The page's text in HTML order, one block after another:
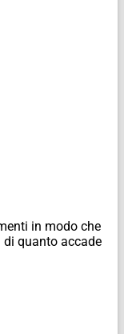
in modo che
quanto accade